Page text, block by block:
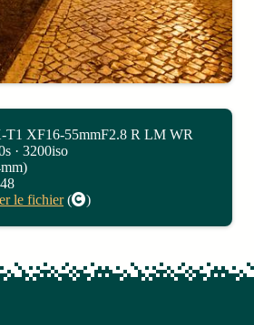
T1 XF16-55mmF2.8 R LM WR
· 3200iso
le fichier( )